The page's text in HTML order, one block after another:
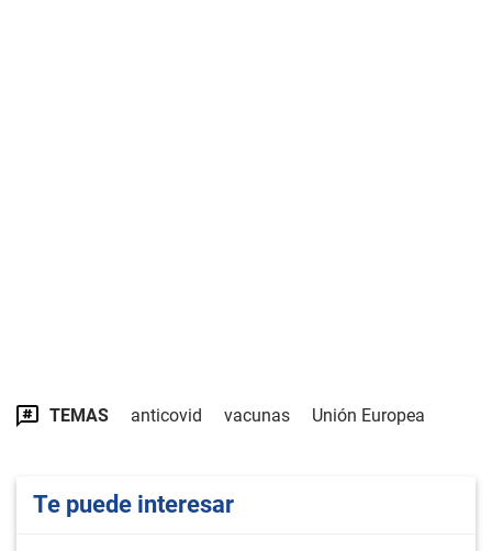
TEMAS anticovid vacunas Unión Europea
Te puede interesar